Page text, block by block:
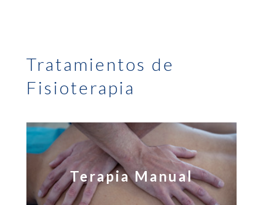
Tratamientos de
Fisioterapia
Terapia Manual